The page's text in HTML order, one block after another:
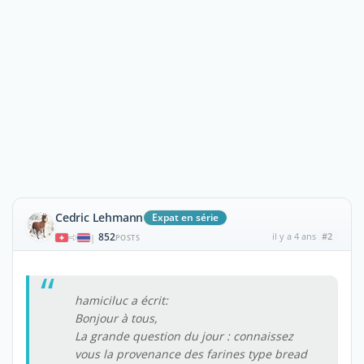
Cedric Lehmann Expat en série
| 852POSTS il y a 4 ans #2
hamiciluc a écrit:
Bonjour à tous,
La grande question du jour : connaissez
vous la provenance des farines type bread